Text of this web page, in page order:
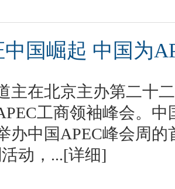
中国崛起 中国为
主在北京主办第二十
工商领袖峰会。
办中国APEC峰会周的
动，...[详细]